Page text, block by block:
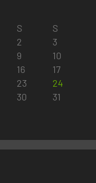
S
S
2
3
9
10
16
17
23
24
30 31